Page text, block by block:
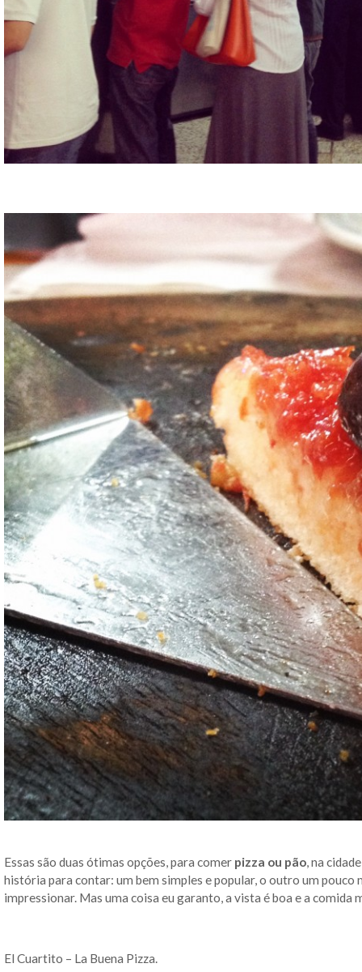
Essas são duas ótimas opções, para comer pizza ou pão, na
história para contar: um bem simples e popular, o outro um pouco
impressionar. Mas uma coisa eu garanto, a vista é boa e a comida
El Cuartito – La Buena Pizza.